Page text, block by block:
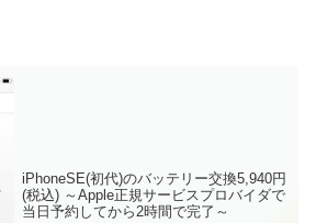
iPhoneSE(初代)のバッテリー交換5,940円
(税込) ～Apple正規サービスプロバイダで
当日予約してから2時間で完了～